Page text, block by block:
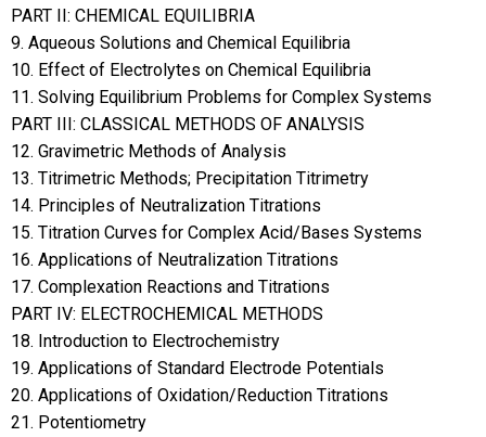
PART II: CHEMICAL EQUILIBRIA
9. Aqueous Solutions and Chemical Equilibria
10. Effect of Electrolytes on Chemical Equilibria
11. Solving Equilibrium Problems for Complex Systems
PART III: CLASSICAL METHODS OF ANALYSIS
12. Gravimetric Methods of Analysis
13. Titrimetric Methods; Precipitation Titrimetry
14. Principles of Neutralization Titrations
15. Titration Curves for Complex Acid/Bases Systems
16. Applications of Neutralization Titrations
17. Complexation Reactions and Titrations
PART IV: ELECTROCHEMICAL METHODS
18. Introduction to Electrochemistry
19. Applications of Standard Electrode Potentials
20. Applications of Oxidation/Reduction Titrations
21. Potentiometry